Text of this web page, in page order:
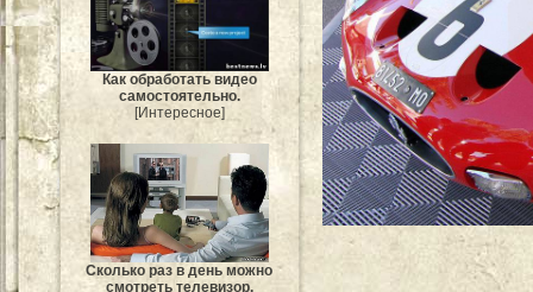
Как обработать видео
самостоятельно.
[Интересное]
Сколько раз в день можно
смотреть телевизор.